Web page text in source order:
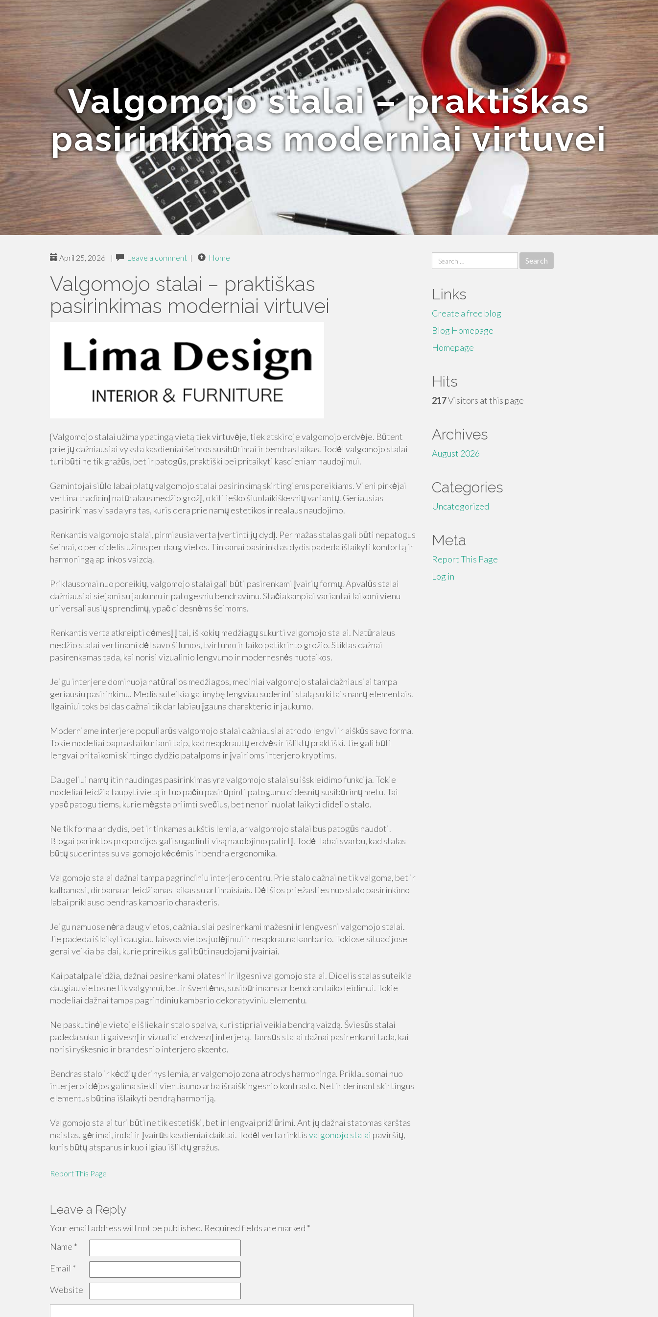
Valgomojo stalai – praktiškas
pasirinkimas moderniai virtuvei
April 25, 2026 | Leave a comment | Home
Valgomojo stalai – praktiškas
pasirinkimas moderniai virtuvei
{Valgomojo stalai užima ypatingą vietą tiek virtuvėje, tiek atskiroje valgomojo erdvėje. Būtent
prie jų dažniausiai vyksta kasdieniai šeimos susibūrimai ir bendras laikas. Todėl valgomojo stalai
turi būti ne tik gražūs, bet ir patogūs, praktiški bei pritaikyti kasdieniam naudojimui.
Gamintojai siūlo labai platų valgomojo stalai pasirinkimą skirtingiems poreikiams. Vieni pirkėjai
vertina tradicinį natūralaus medžio grožį, o kiti ieško šiuolaikiškesnių variantų. Geriausias
pasirinkimas visada yra tas, kuris dera prie namų estetikos ir realaus naudojimo.
Renkantis valgomojo stalai, pirmiausia verta įvertinti jų dydį. Per mažas stalas gali būti nepatogus
šeimai, o per didelis užims per daug vietos. Tinkamai pasirinktas dydis padeda išlaikyti komfortą ir
harmoningą aplinkos vaizdą.
Priklausomai nuo poreikių, valgomojo stalai gali būti pasirenkami įvairių formų. Apvalūs stalai
dažniausiai siejami su jaukumu ir patogesniu bendravimu. Stačiakampiai variantai laikomi vienu
universaliausių sprendimų, ypač didesnėms šeimoms.
Renkantis verta atkreipti dėmesį į tai, iš kokių medžiagų sukurti valgomojo stalai. Natūralaus
medžio stalai vertinami dėl savo šilumos, tvirtumo ir laiko patikrinto grožio. Stiklas dažnai
pasirenkamas tada, kai norisi vizualinio lengvumo ir modernesnės nuotaikos.
Jeigu interjere dominuoja natūralios medžiagos, mediniai valgomojo stalai dažniausiai tampa
geriausiu pasirinkimu. Medis suteikia galimybę lengviau suderinti stalą su kitais namų elementais.
Ilgainiui toks baldas dažnai tik dar labiau įgauna charakterio ir jaukumo.
Moderniame interjere populiarūs valgomojo stalai dažniausiai atrodo lengvi ir aiškūs savo forma.
Tokie modeliai paprastai kuriami taip, kad neapkrautų erdvės ir išliktų praktiški. Jie gali būti
lengvai pritaikomi skirtingo dydžio patalpoms ir įvairioms interjero kryptims.
Daugeliui namų itin naudingas pasirinkimas yra valgomojo stalai su išskleidimo funkcija. Tokie
modeliai leidžia taupyti vietą ir tuo pačiu pasirūpinti patogumu didesnių susibūrimų metu. Tai
ypač patogu tiems, kurie mėgsta priimti svečius, bet nenori nuolat laikyti didelio stalo.
Ne tik forma ar dydis, bet ir tinkamas aukštis lemia, ar valgomojo stalai bus patogūs naudoti.
Blogai parinktos proporcijos gali sugadinti visą naudojimo patirtį. Todėl labai svarbu, kad stalas
būtų suderintas su valgomojo kėdėmis ir bendra ergonomika.
Valgomojo stalai dažnai tampa pagrindiniu interjero centru. Prie stalo dažnai ne tik valgoma, bet ir
kalbamasi, dirbama ar leidžiamas laikas su artimaisiais. Dėl šios priežasties nuo stalo pasirinkimo
labai priklauso bendras kambario charakteris.
Jeigu namuose nėra daug vietos, dažniausiai pasirenkami mažesni ir lengvesni valgomojo stalai.
Jie padeda išlaikyti daugiau laisvos vietos judėjimui ir neapkrauna kambario. Tokiose situacijose
gerai veikia baldai, kurie prireikus gali būti naudojami įvairiai.
Kai patalpa leidžia, dažnai pasirenkami platesni ir ilgesni valgomojo stalai. Didelis stalas suteikia
daugiau vietos ne tik valgymui, bet ir šventėms, susibūrimams ar bendram laiko leidimui. Tokie
modeliai dažnai tampa pagrindiniu kambario dekoratyviniu elementu.
Ne paskutinėje vietoje išlieka ir stalo spalva, kuri stipriai veikia bendrą vaizdą. Šviesūs stalai
padeda sukurti gaivesnį ir vizualiai erdvesnį interjerą. Tamsūs stalai dažnai pasirenkami tada, kai
norisi ryškesnio ir brandesnio interjero akcento.
Bendras stalo ir kėdžių derinys lemia, ar valgomojo zona atrodys harmoninga. Priklausomai nuo
interjero idėjos galima siekti vientisumo arba išraiškingesnio kontrasto. Net ir derinant skirtingus
elementus būtina išlaikyti bendrą harmoniją.
Valgomojo stalai turi būti ne tik estetiški, bet ir lengvai prižiūrimi. Ant jų dažnai statomas karštas
maistas, gėrimai, indai ir įvairūs kasdieniai daiktai. Todėl verta rinktisvalgomojo stalai paviršių,
kuris būtų atsparus ir kuo ilgiau išliktų gražus.
Report This Page
Leave a Reply
Your email address will not be published. Required fields are marked *
Name *
Email *
Website
Search
for:
Links
Create a free blog
Blog Homepage
Homepage
Hits
217Visitors at this page
Archives
August 2026
Categories
Uncategorized
Meta
Report This Page
Log in